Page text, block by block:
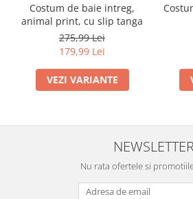
Costum de baie intreg,
animal print, cu slip tanga
275,99 Lei
179,99 Lei
VEZI VARIANTE
NEWSLETTER
Nu rata ofertele si